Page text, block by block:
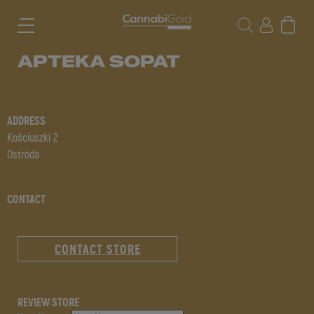
APTEKA SOPAT
ADDRESS
Kościuszki 2
Ostróda
CONTACT
CONTACT STORE
REVIEW STORE